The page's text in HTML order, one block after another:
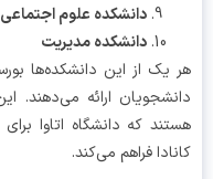
دانشکده علوم اجتماعی
دانشکده مدیریت
یک از این دانشکده‌ها
ارائه می‌دهند. این
که دانشگاه اتاوا برای
فراهم می‌کند.